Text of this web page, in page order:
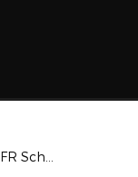
District 3 - Groupe B : FR Schoenenboug-Memmelshoffen - FC Niederlauterbach : 2-0